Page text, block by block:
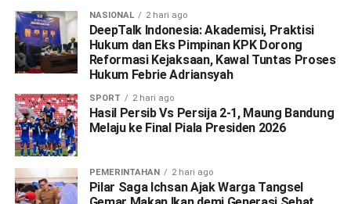
NASIONAL 2 hari ago
DeepTalk Indonesia: Akademisi, Praktisi
Hukum dan Eks Pimpinan KPK Dorong
Reformasi Kejaksaan, Kawal Tuntas Proses
Hukum Febrie Adriansyah
SPORT 2 hari ago
Hasil Persib Vs Persija 2-1, Maung Bandung
Melaju ke Final Piala Presiden 2026
PEMERINTAHAN 2 hari ago
Pilar Saga Ichsan Ajak Warga Tangsel